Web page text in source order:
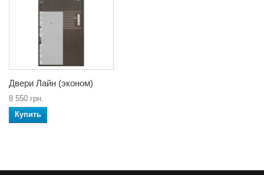
Двери Лайн (эконом)
8 550 грн.
Купить